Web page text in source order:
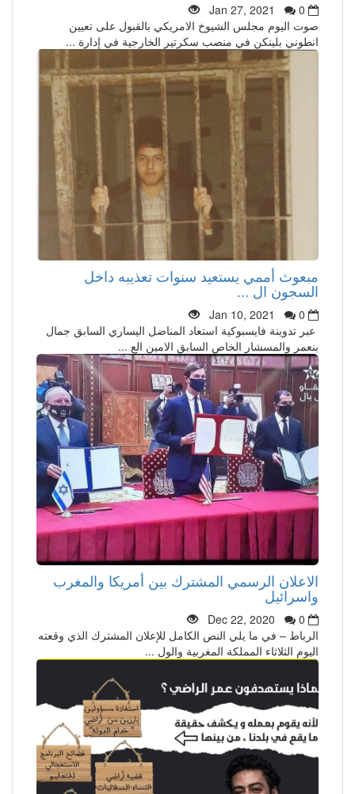
Jan 27, 2021
0
صوت اليوم مجلس الشيوخ الامريكي بالقبول على تعيين
انطوني بلينكن في منصب سكرتير الخارجية في إدارة ...
مبعوث أممي يستعيد سنوات تعذيبه داخل
السجون ال ...
Jan 10, 2021
0
عبر تدوينة فايسبوكية استعاد المناضل اليساري السابق جمال
بنعمر والمسشار الخاص السابق الامين الع ...
الاعلان الرسمي المشترك بين أمريكا والمغرب
واسرائيل
Dec 22, 2020
0
الرباط – في ما يلي النص الكامل للإعلان المشترك الذي وقعته
اليوم الثلاثاء المملكة المغربية والول ...